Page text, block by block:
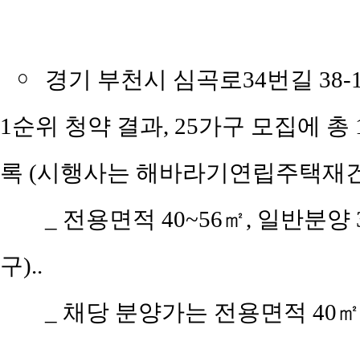
￮
경기 부천시 심곡로34번길
1순위 청약 결과, 25가구 모집에
록 (시행사는 해바라기연립주택재
_ 전용면적 40~56㎡, 일반분
구)..
_ 채당 분양가는 전용면적 40